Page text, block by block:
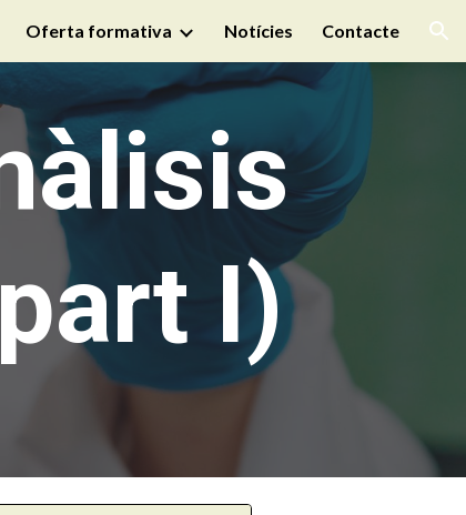
Oferta formativa Notícies Contacte
I)